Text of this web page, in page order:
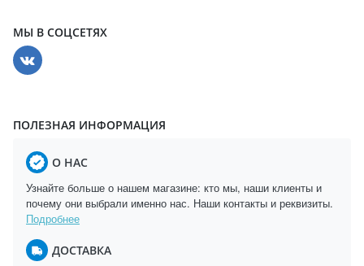
МЫ В СОЦСЕТЯХ
ПОЛЕЗНАЯ ИНФОРМАЦИЯ
О НАС
Узнайте больше о нашем магазине: кто мы, наши клиенты и
почему они выбрали именно нас. Наши контакты и реквизиты.
Подробнее
ДОСТАВКА